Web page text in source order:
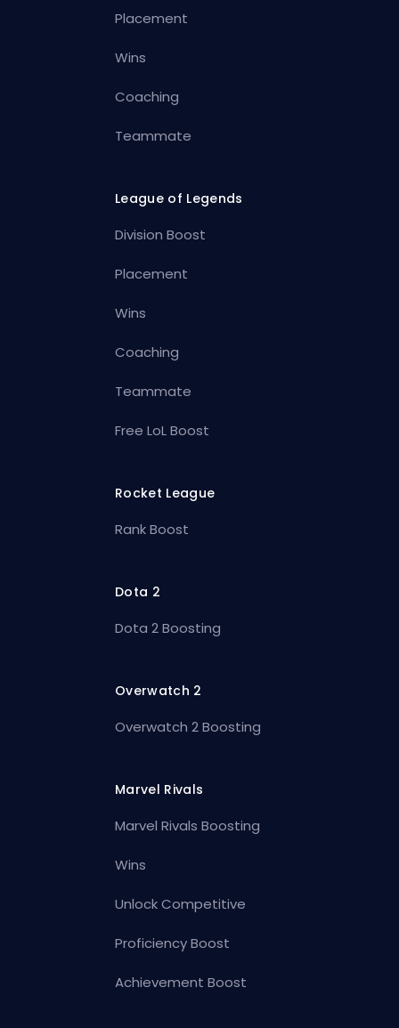
Placement
Wins
Coaching
Teammate
League of Legends
Division Boost
Placement
Wins
Coaching
Teammate
Free LoL Boost
Rocket League
Rank Boost
Dota 2
Dota 2 Boosting
Overwatch 2
Overwatch 2 Boosting
Marvel Rivals
Marvel Rivals Boosting
Wins
Unlock Competitive
Proficiency Boost
Achievement Boost